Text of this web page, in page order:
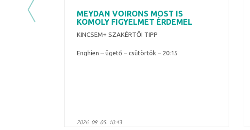
MEYDAN VOIRONS MOST IS
KOMOLY FIGYELMET ÉRDEMEL
KINCSEM+ SZAKÉRTŐI TIPP
Enghien – ügető – csütörtök – 20:15
2026. 08. 05. 10:43
Previous